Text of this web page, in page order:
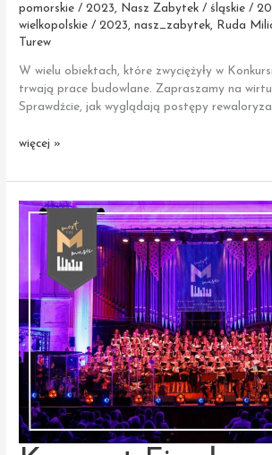
pomorskie / 2023, Nasz Zabytek / śląskie /
wielkopolskie / 2023,nasz_zabytek, Ruda
Turew
W wielu obiektach, które zwyciężyły w
trwają prace budowlane. Zapraszamy na
Sprawdźcie, jak wyglądają postępy
Konkurs
Zabytek
postępy
więcej »